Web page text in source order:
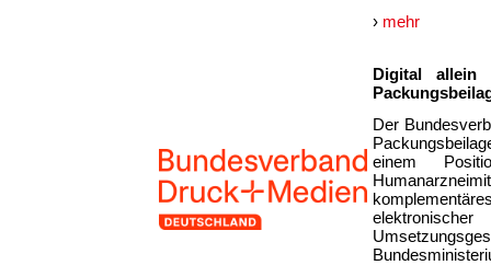
› mehr
Digital allein
Der
einem